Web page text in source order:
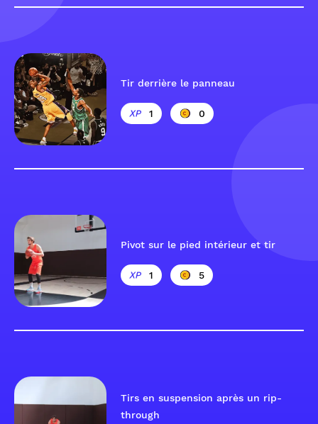
Tir derrière le panneau
1 0
Pivot sur le pied intérieur et tir
1 5
Tirs en suspension après un rip-
through